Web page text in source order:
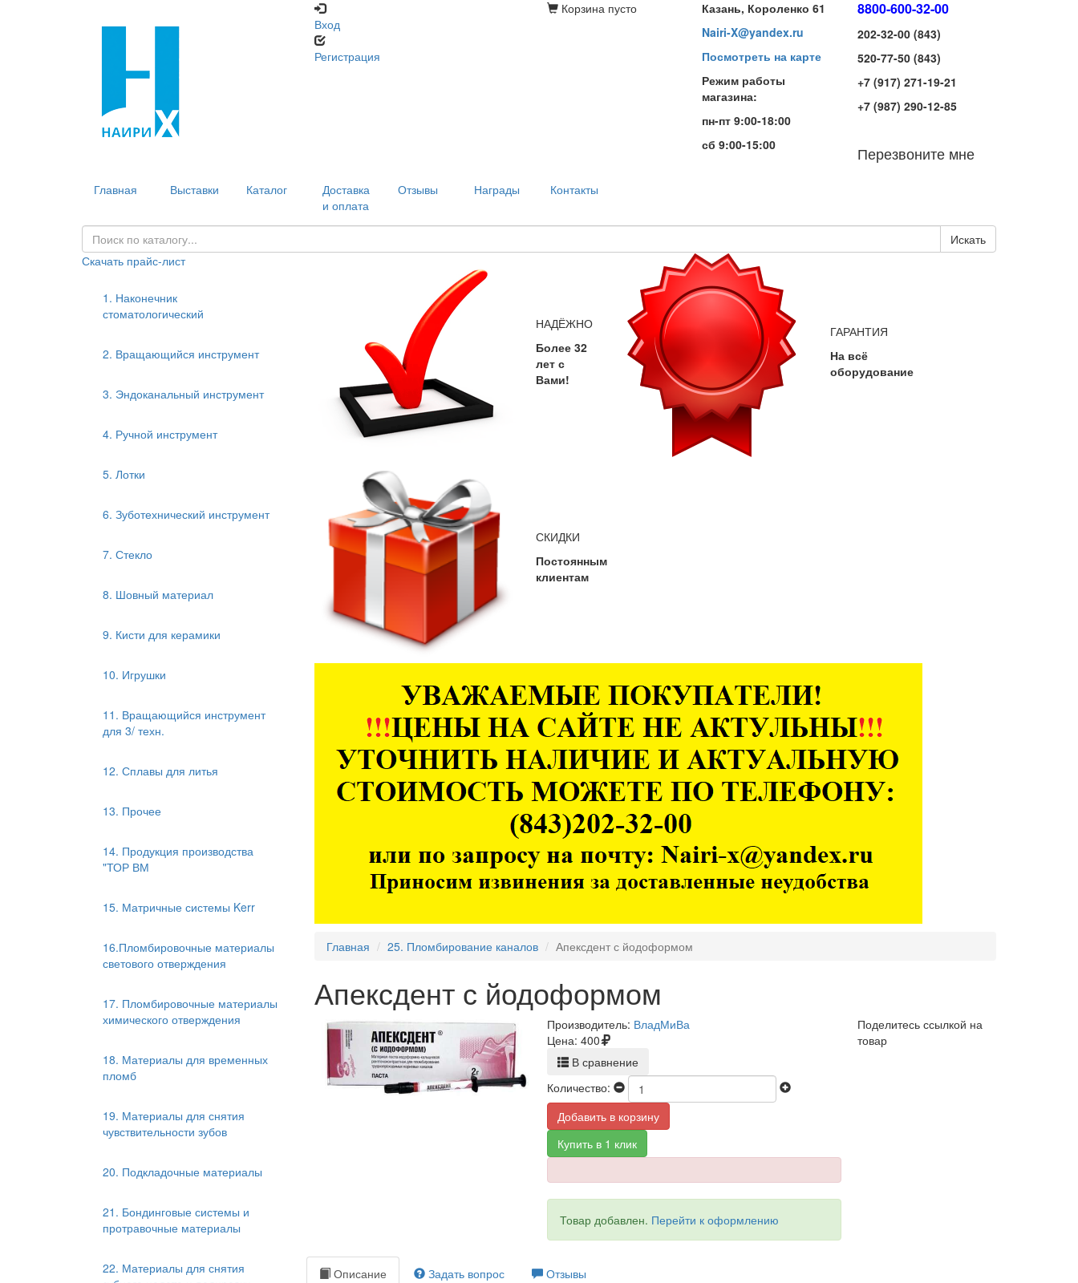
Вход
Регистрация
Корзина пусто
Казань, Короленко 61
Nairi-X@yandex.ru
Посмотреть на карте
Режим работы
магазина:
пн-пт 9:00-18:00
сб 9:00-15:00
8800-600-32-00
202-32-00 (843)
520-77-50 (843)
+7 (917) 271-19-21
+7 (987) 290-12-85
Перезвоните мне
Главная Выставки Каталог
Доставка
и оплата
Отзывы Награды Контакты
Искать
Скачать прайс-лист
1. Наконечник
стоматологический
2. Вращающийся инструмент
3. Эндоканальный инструмент
4. Ручной инструмент
5. Лотки
6. Зуботехнический инструмент
7. Стекло
8. Шовный материал
9. Кисти для керамики
10. Игрушки
11. Вращающийся инструмент
для 3/ техн.
12. Сплавы для литья
13. Прочее
14. Продукция производства
"ТОР ВМ
15. Матричные системы Kerr
16.Пломбировочные материалы
светового отверждения
17. Пломбировочные материалы
химического отверждения
18. Материалы для временных
пломб
19. Материалы для снятия
чувствительности зубов
20. Подкладочные материалы
21. Бондинговые системы и
протравочные материалы
22. Материалы для снятия
НАДЁЖНО
Более 32
лет с
Вами!
ГАРАНТИЯ
На всё
оборудование
СКИДКИ
Постоянным
клиентам
Главная 25. Пломбирование каналов Апексдент с йодоформом
Апексдент с йодоформом
Производитель: ВладМиВа
Цена: 400
В сравнение
Количество:
Добавить в корзину
Купить в 1 клик
Товар добавлен. Перейти к оформлению
Поделитесь ссылкой на
товар
Описание Задать вопрос Отзывы